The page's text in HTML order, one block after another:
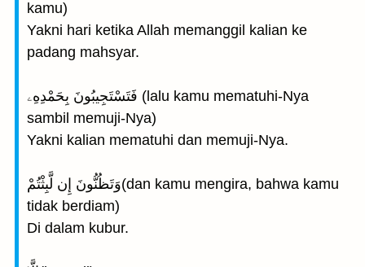
kamu)
Yakni hari ketika Allah memanggil kalian ke
padang mahsyar.
فَتَسْتَجِيبُونَ بِحَمْدِهِۦ (lalu kamu mematuhi-Nya
sambil memuji-Nya)
Yakni kalian mematuhi dan memuji-Nya.
وَتَظُنُّونَ إِن لَّبِثْتُمْ(dan kamu mengira, bahwa kamu
tidak berdiam)
Di dalam kubur.